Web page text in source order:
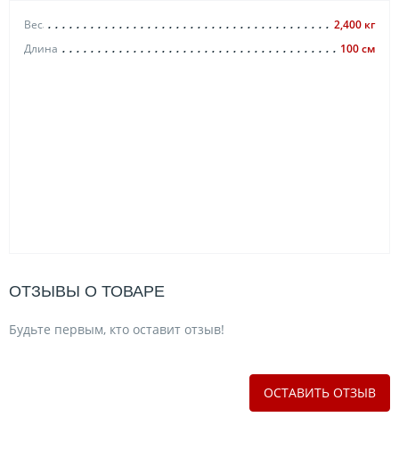
Вес
2,400 кг
Длина
100 см
ОТЗЫВЫ О ТОВАРЕ
Будьте первым, кто оставит отзыв!
ОСТАВИТЬ ОТЗЫВ